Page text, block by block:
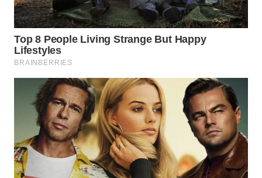
WN
BINJAI
CIREBON
WN
INDRAMAYU
WN
KUNINGAN